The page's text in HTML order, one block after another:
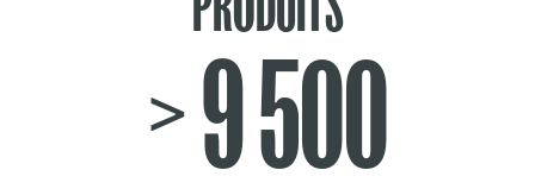
> 9 500